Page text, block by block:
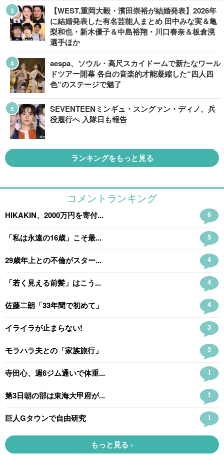
【WEST.重岡大毅・濱田崇裕が結婚発表】2026年
に結婚発表した有名芸能人まとめ 田中みな実＆亀
梨和也・新木優子＆中島裕翔・川口春奈＆板倉滉
選手ほか
aespa、ソウル・高尺スカイドームで新たなワール
ドツアー開幕 各自の音楽的才能凝縮した“四人四
色”のステージで魅了
SEVENTEENミンギュ・スングァン・ディノ、兵
役履行へ 入隊日も報告
ランキングをもっと見る